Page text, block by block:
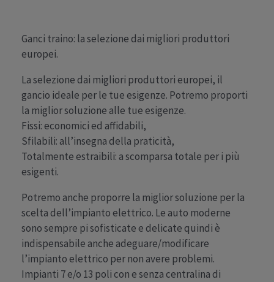
Ganci traino: la selezione dai migliori produttori
europei.
La selezione dai migliori produttori europei, il
gancio ideale per le tue esigenze. Potremo proporti
la miglior soluzione alle tue esigenze.
Fissi: economici ed affidabili,
Sfilabili: all’insegna della praticità,
Totalmente estraibili: a scomparsa totale per i più
esigenti.
Potremo anche proporre la miglior soluzione per la
scelta dell’impianto elettrico. Le auto moderne
sono sempre pi sofisticate e delicate quindi è
indispensabile anche adeguare/modificare
l’impianto elettrico per non avere problemi.
Impianti 7 e/o 13 poli con e senza centralina di